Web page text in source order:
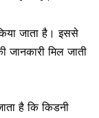
जाता है। इससे
जानकारी मिल जाती
है कि किडनी